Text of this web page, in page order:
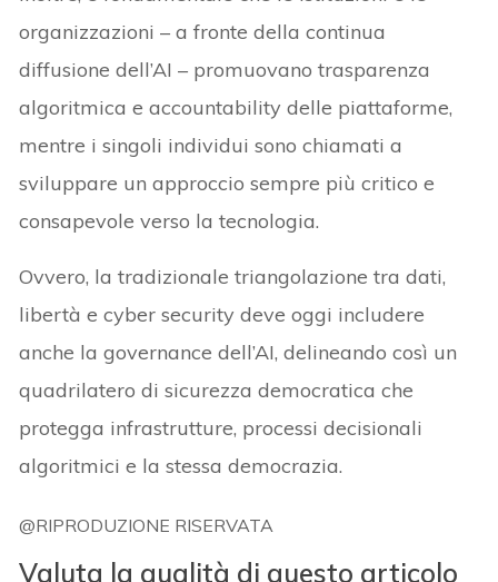
organizzazioni – a fronte della continua
diffusione dell’AI – promuovano trasparenza
algoritmica e accountability delle piattaforme,
mentre i singoli individui sono chiamati a
sviluppare un approccio sempre più critico e
consapevole verso la tecnologia.
Ovvero, la tradizionale triangolazione tra dati,
libertà e cyber security deve oggi includere
anche la governance dell’AI, delineando così un
quadrilatero di sicurezza democratica che
protegga infrastrutture, processi decisionali
algoritmici e la stessa democrazia.
@RIPRODUZIONE RISERVATA
Valuta la qualità di questo articolo